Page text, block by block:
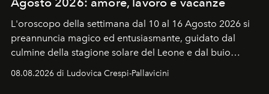
L'oroscopo della settimana dal 10 al 16 Agosto 2026 si
preannuncia magico ed entusiasmante, guidato dal
culmine della stagione solare del Leone e dal buio
ideale per la notte delle Perseidi.
08.08.2026 di Ludovica Crespi-Pallavicini